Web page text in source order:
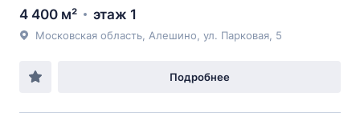
4 400 м² этаж 1
Московская область, Алешино, ул. Парковая, 5
Подробнее